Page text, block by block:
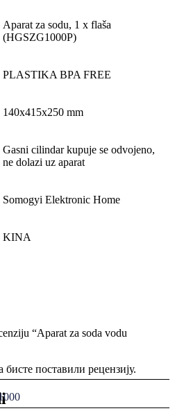
Aparat za sodu, 1 x flaša
(HGSZG1000P)
PLASTIKA BPA FREE
140x415x250 mm
Gasni cilindar kupuje se odvojeno,
ne dolazi uz aparat
Somogyi Elektronic Home
KINA
“Aparat za soda vodu
бисте поставили рецензију.